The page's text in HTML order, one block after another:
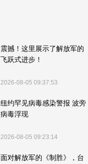
震撼！这里展示了解放军的
飞跃式进步！
2026-08-05 09:37:53
纽约罕见病毒感染警报 波旁
病毒浮现
2026-08-05 09:23:14
面对解放军的《制胜》，台